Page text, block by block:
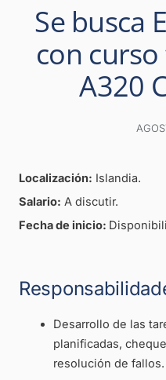
Se busca
con curso
A320
Localización: Islandia.
Salario: A discutir.
Fecha de inicio:
Desarrollo de las
planificadas,
resolución de fallos.